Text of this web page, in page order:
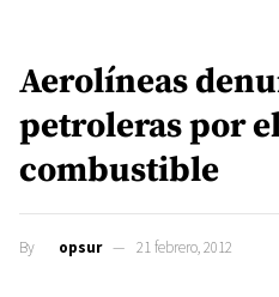
Aerolíneas
petroleras por
combustible
By opsur 21 febrero, 2012